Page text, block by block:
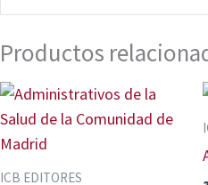
Productos
ICB EDITORES